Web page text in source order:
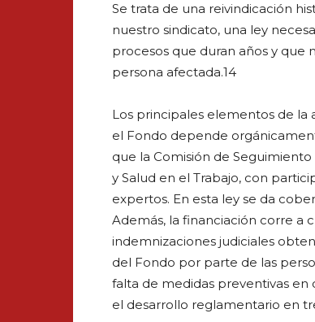
Se trata de una reivindicación
nuestro sindicato, una ley
procesos que duran años y que
persona afectada.14
Los principales elementos de la
el Fondo depende
que la Comisión de
y Salud en el Trabajo, con
expertos. En esta ley se da
Además, la financiación corre a
indemnizaciones judiciales
del Fondo por parte de las
falta de medidas preventivas en
el desarrollo reglamentario en